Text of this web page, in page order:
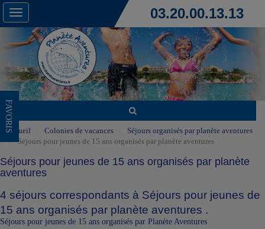
Toggle
navigation
03.20.00.13.13
FAVORIS
Accueil Colonies de vacances
Séjours organisés par planète aventures
Séjours pour jeunes de 15 ans organisés par planète aventures
Séjours pour jeunes de 15 ans organisés par planète
aventures
4 séjours correspondants à Séjours pour jeunes de
15 ans organisés par planète aventures .
Séjours pour jeunes de 15 ans organisés par Planète Aventures